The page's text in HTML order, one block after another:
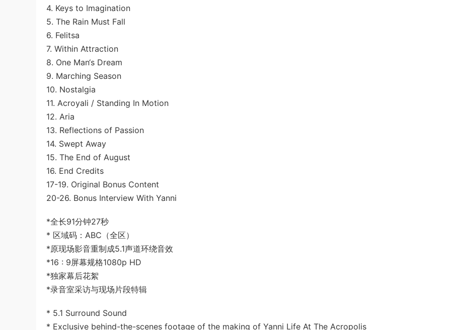
4. Keys to Imagination
5. The Rain Must Fall
6. Felitsa
7. Within Attraction
8. One Man‘s Dream
9. Marching Season
10. Nostalgia
11. Acroyali / Standing In Motion
12. Aria
13. Reflections of Passion
14. Swept Away
15. The End of August
16. End Credits
17-19. Original Bonus Content
20-26. Bonus Interview With Yanni
*全长91分钟27秒
* 区域码：ABC（全区）
*原现场影音重制成5.1声道环绕音效
*16 : 9屏幕规格1080p HD
*独家幕后花絮
*录音室采访与现场片段特辑
* 5.1 Surround Sound
* Exclusive behind-the-scenes footage of the making of Yanni Life At The Acropolis